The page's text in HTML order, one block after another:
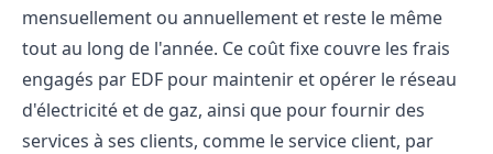
mensuellement ou annuellement et reste le même
tout au long de l'année. Ce coût fixe couvre les frais
engagés par EDF pour maintenir et opérer le réseau
d'électricité et de gaz, ainsi que pour fournir des
services à ses clients, comme le service client, par